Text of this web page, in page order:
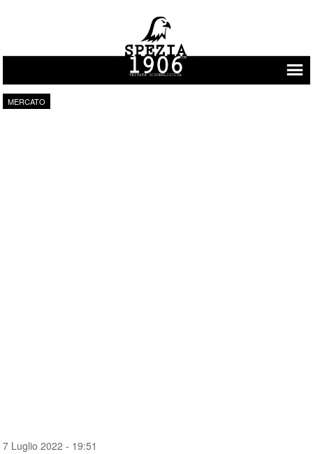
Vai al contenuto
MERCATO
7 Luglio 2022 - 19:51